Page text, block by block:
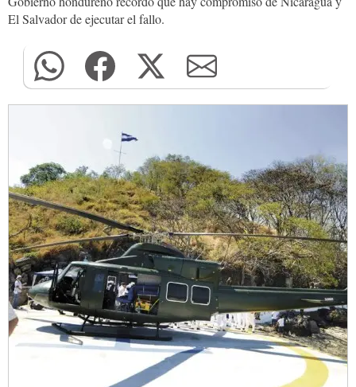
El Salvador de ejecutar el fallo.